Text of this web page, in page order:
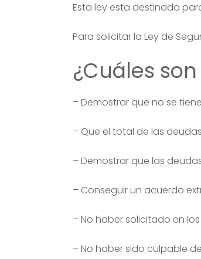
Esta ley esta destinada
Para solicitar la Ley de
¿Cuáles
– Demostrar que no se
– Que el total de las
– Demostrar que las
– Conseguir un acuerdo
– No haber solicitado en
– No haber sido culpable